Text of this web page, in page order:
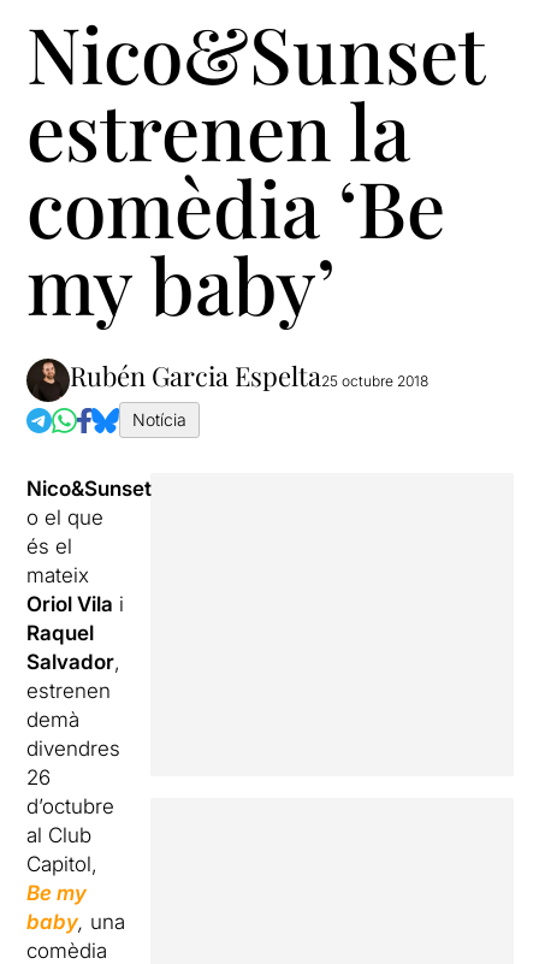
Nico&Sunset
estrenen la
comèdia ‘Be
my baby’
Rubén Garcia Espelta25 octubre 2018
Notícia
Nico&Sunset
o el que
és el
mateix
Oriol Vila i
Raquel
Salvador,
estrenen
demà
divendres
26
d’octubre
al Club
Capitol,
Be my
baby, una
comèdia